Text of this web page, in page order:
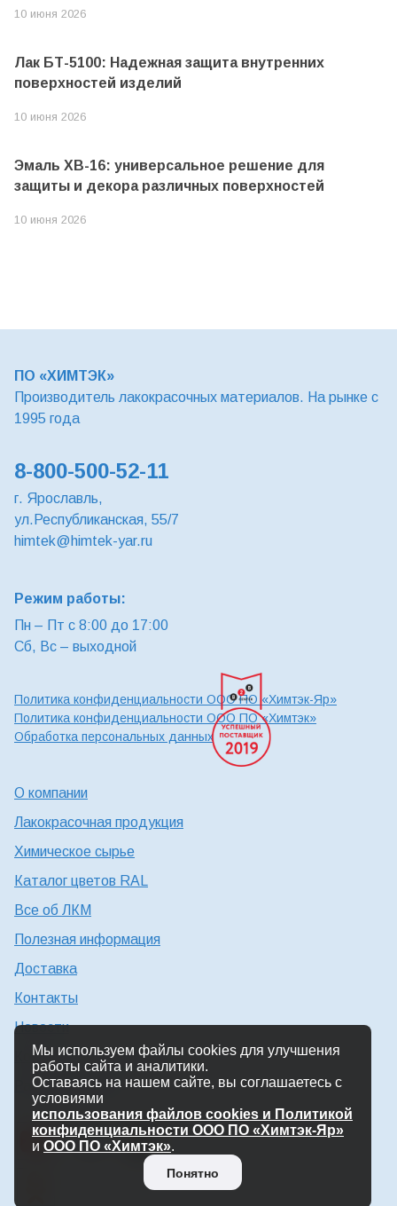
10 июня 2026
Лак БТ-5100: Надежная защита внутренних
поверхностей изделий
10 июня 2026
Эмаль ХВ-16: универсальное решение для
защиты и декора различных поверхностей
10 июня 2026
ПО «ХИМТЭК»
Производитель лакокрасочных материалов. На рынке с
1995 года
8-800-500-52-11
г. Ярославль,
ул.Республиканская, 55/7
himtek@himtek-yar.ru
Режим работы:
Пн – Пт с 8:00 до 17:00
Сб, Вс – выходной
Политика конфиденциальности ООО ПО «Химтэк-Яр»
Политика конфиденциальности ООО ПО «Химтэк»
Обработка персональных данных
О компании
Лакокрасочная продукция
Химическое сырье
Каталог цветов RAL
Все об ЛКМ
Полезная информация
Доставка
Контакты
Новости
Консультация технолога
Работа в Химтэк
Мы используем файлы cookies для улучшения
работы сайта и аналитики.
Оставаясь на нашем сайте, вы соглашаетесь с
условиями
использования файлов cookies и Политикой
конфиденциальности ООО ПО «Химтэк-Яр»
и ООО ПО «Химтэк».
Понятно